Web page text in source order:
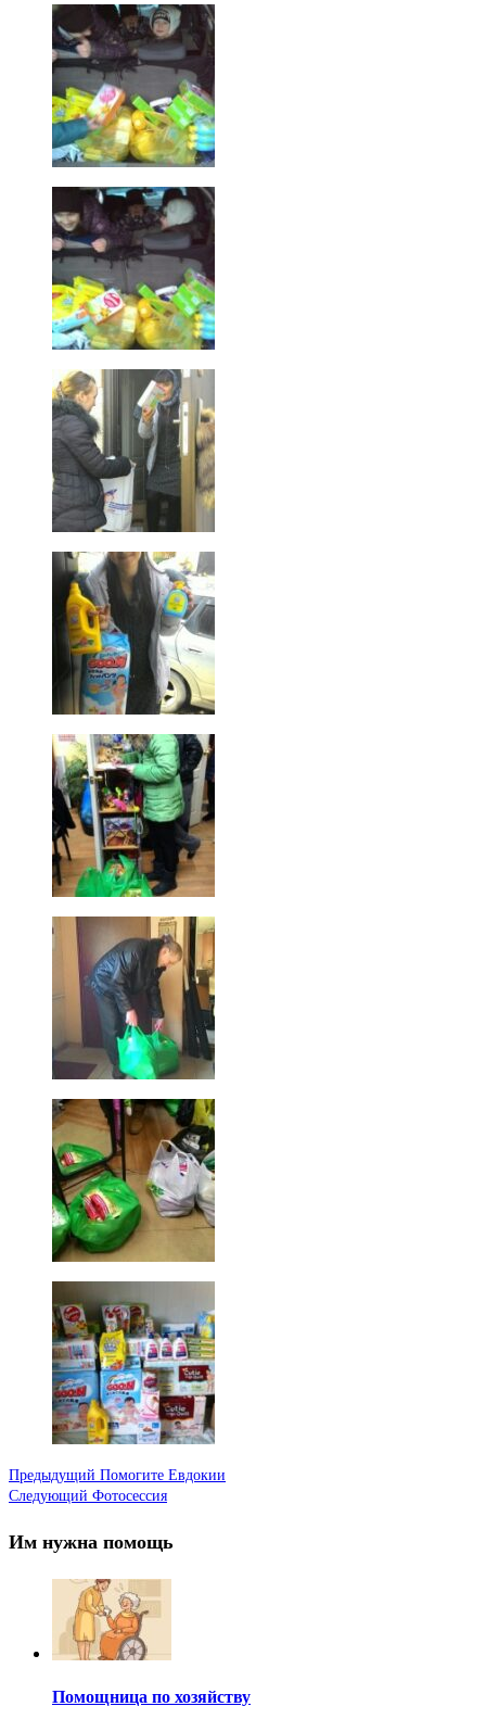
Предыдущий Помогите Евдокии
Следующий Фотосессия
Им нужна помощь
Помощница по хозяйству